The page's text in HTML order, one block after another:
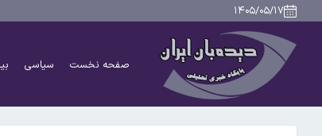
۱۴۰۵/۰۵/۱۷
صفحه نخست سیاسی
کند
قمصری در تهران کنسرت برگزار می‌کند؛ شنیدن
بلومبرگ: ترکیه عبور کشتی‌ها در دریای سیاه را